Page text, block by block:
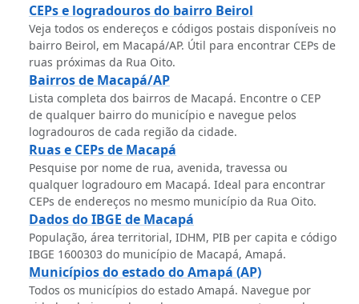
CEPs e logradouros do bairro Beirol
Veja todos os endereços e códigos postais disponíveis no
bairro Beirol, em Macapá/AP. Útil para encontrar CEPs de
ruas próximas da Rua Oito.
Bairros de Macapá/AP
Lista completa dos bairros de Macapá. Encontre o CEP
de qualquer bairro do município e navegue pelos
logradouros de cada região da cidade.
Ruas e CEPs de Macapá
Pesquise por nome de rua, avenida, travessa ou
qualquer logradouro em Macapá. Ideal para encontrar
CEPs de endereços no mesmo município da Rua Oito.
Dados do IBGE de Macapá
População, área territorial, IDHM, PIB per capita e código
IBGE 1600303 do município de Macapá, Amapá.
Municípios do estado do Amapá (AP)
Todos os municípios do estado Amapá. Navegue por